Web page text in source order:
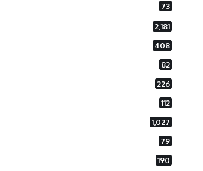
73
2,181
408
82
226
112
1,027
79
190